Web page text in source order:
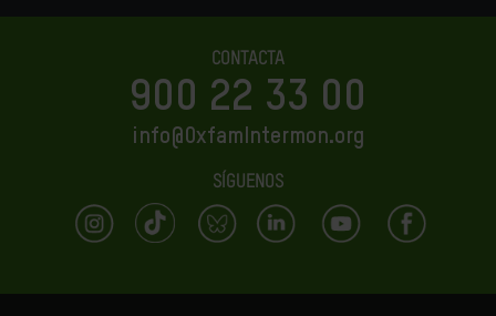
CONTACTA
900 22 33 00
info@OxfamIntermon.org
SÍGUENOS